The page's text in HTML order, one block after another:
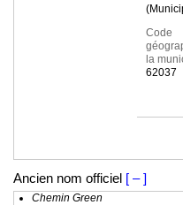
Code
la
62037
Ancien nom officiel [ – ]
Chemin Green